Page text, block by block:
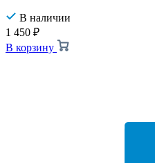
В наличии
1 450 ₽
В корзину